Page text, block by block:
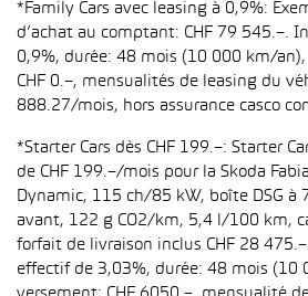
*Family Cars avec leasing à 0,9%:
d’achat au comptant: CHF 79 545.–.
0,9%, durée: 48 mois (10 000 km/
CHF 0.–, mensualités de leasing du
888.27/mois, hors assurance casco
*Starter Cars dès CHF 199.–: Starter
de CHF 199.–/mois pour la Skoda
Dynamic, 115 ch/85 kW, boîte DSG à
avant, 122 g CO2/km, 5,4 l/100 km,
forfait de livraison inclus CHF 28
effectif de 3,03%, durée: 48 mois (10